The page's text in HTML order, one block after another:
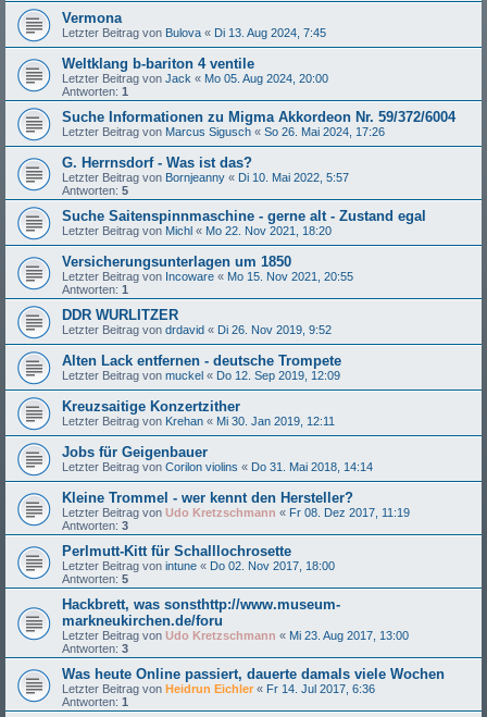
Vermona
Letzter Beitrag von Bulova « Di 13. Aug 2024, 7:45
Weltklang b-bariton 4 ventile
Letzter Beitrag von Jack « Mo 05. Aug 2024, 20:00
Antworten: 1
Suche Informationen zu Migma Akkordeon Nr. 59/372/6004
Letzter Beitrag von Marcus Sigusch « So 26. Mai 2024, 17:26
G. Herrnsdorf - Was ist das?
Letzter Beitrag von Bornjeanny « Di 10. Mai 2022, 5:57
Antworten: 5
Suche Saitenspinnmaschine - gerne alt - Zustand egal
Letzter Beitrag von Michl « Mo 22. Nov 2021, 18:20
Versicherungsunterlagen um 1850
Letzter Beitrag von Incoware « Mo 15. Nov 2021, 20:55
Antworten: 1
DDR WURLITZER
Letzter Beitrag von drdavid « Di 26. Nov 2019, 9:52
Alten Lack entfernen - deutsche Trompete
Letzter Beitrag von muckel « Do 12. Sep 2019, 12:09
Kreuzsaitige Konzertzither
Letzter Beitrag von Krehan « Mi 30. Jan 2019, 12:11
Jobs für Geigenbauer
Letzter Beitrag von Corilon violins « Do 31. Mai 2018, 14:14
Kleine Trommel - wer kennt den Hersteller?
Letzter Beitrag von Udo Kretzschmann « Fr 08. Dez 2017, 11:19
Antworten: 3
Perlmutt-Kitt für Schalllochrosette
Letzter Beitrag von intune « Do 02. Nov 2017, 18:00
Antworten: 5
Hackbrett, was sonsthttp://www.museum-
markneukirchen.de/foru
Letzter Beitrag von Udo Kretzschmann « Mi 23. Aug 2017, 13:00
Antworten: 3
Was heute Online passiert, dauerte damals viele Wochen
Letzter Beitrag von Heidrun Eichler « Fr 14. Jul 2017, 6:36
Antworten: 1